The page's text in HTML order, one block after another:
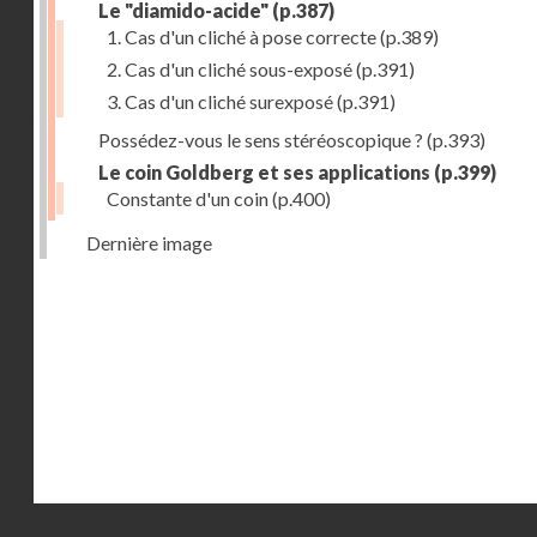
Le "diamido-acide" (p.387)
1. Cas d'un cliché à pose correcte(p.389)
2. Cas d'un cliché sous-exposé(p.391)
3. Cas d'un cliché surexposé(p.391)
Possédez-vous le sens stéréoscopique ? (p.393)
Le coin Goldberg et ses applications (p.399)
Constante d'un coin(p.400)
Dernière image